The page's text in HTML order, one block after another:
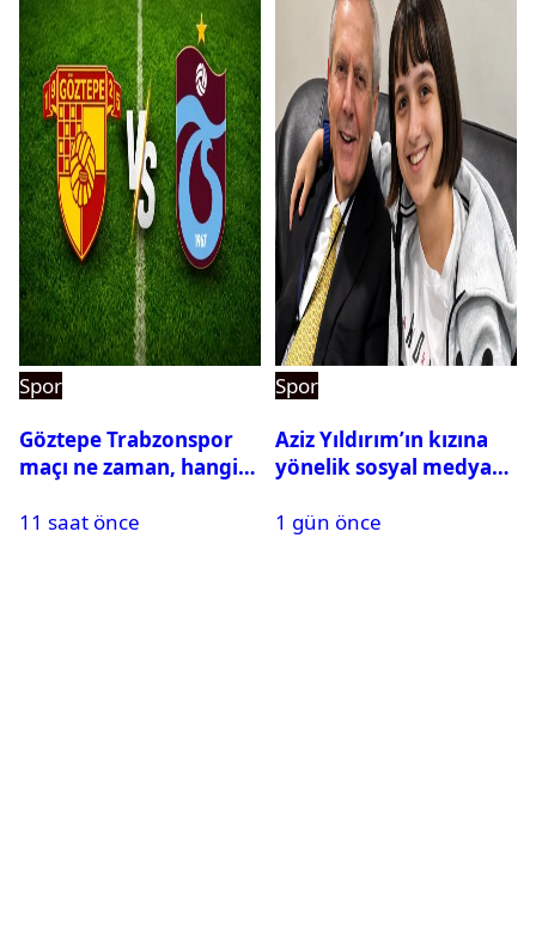
Spor
Göztepe Trabzonspor
maçı ne zaman, hangi
oynayacak mı?
11 saat önce
Spor
Aziz Yıldırım’ın kızına
yönelik sosyal medya
hakkında karar çıktı
1 gün önce